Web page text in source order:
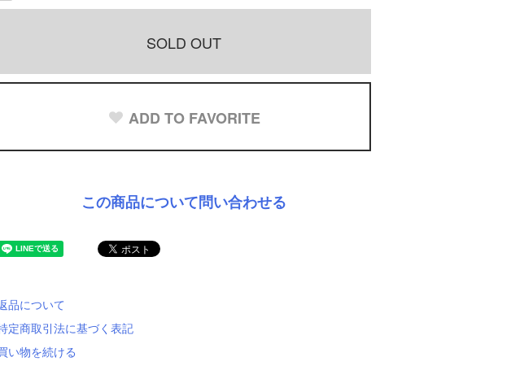
SOLD OUT
ADD TO FAVORITE
この商品について問い合わせる
品について
定商取引法に基づく表記
い物を続ける